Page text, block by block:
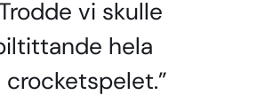
vi skulle
hela